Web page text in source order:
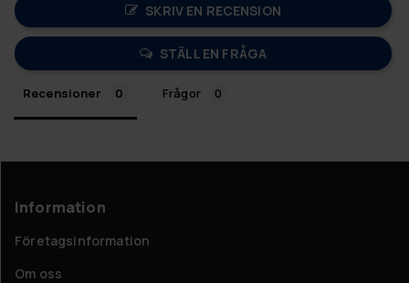
SKRIV EN RECENSION
STÄLL EN FRÅGA
Recensioner Frågor
Information
Företagsinformation
Om oss